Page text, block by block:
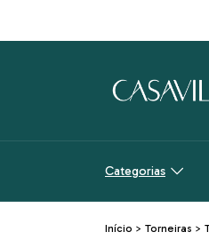
Categorias
Início > Torneiras >